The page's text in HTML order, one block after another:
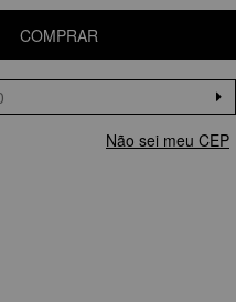
COMPRAR
Não sei meu CEP